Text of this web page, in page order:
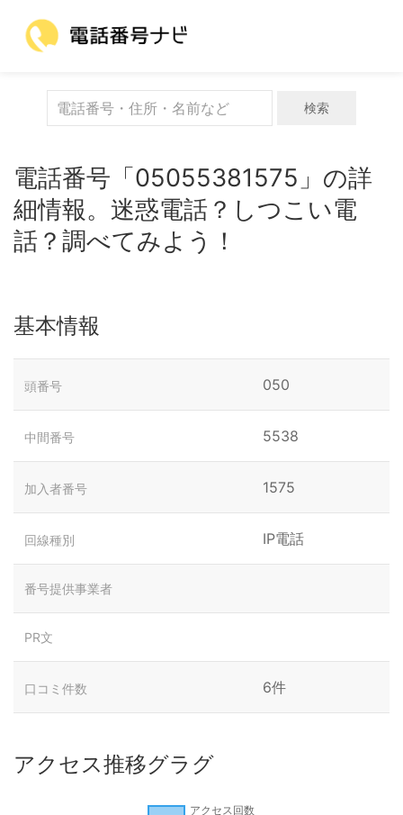
検索
電話番号「05055381575」の詳
細情報。迷惑電話？しつこい電
話？調べてみよう！
基本情報
頭番号 050
中間番号 5538
加入者番号 1575
回線種別 IP電話
番号提供事業者
PR文
口コミ件数 6件
アクセス推移グラグ